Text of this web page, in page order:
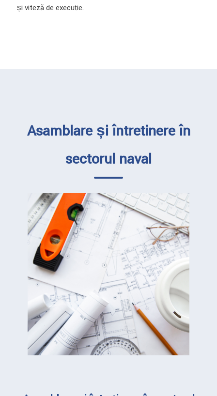
și viteză de execuție.
Asamblare și întreținere în
sectorul naval